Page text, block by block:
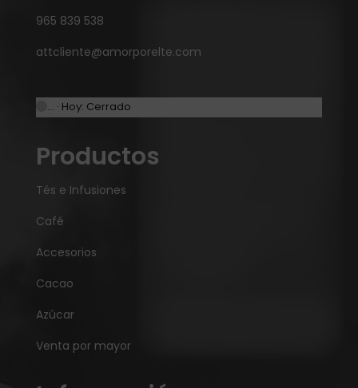
965 839 538
attcliente@amorporelte.com
… · Hoy: Cerrado
Productos
Tés e Infusiones
Café
Accesorios
Cacao
Azúcar
Venta por mayor